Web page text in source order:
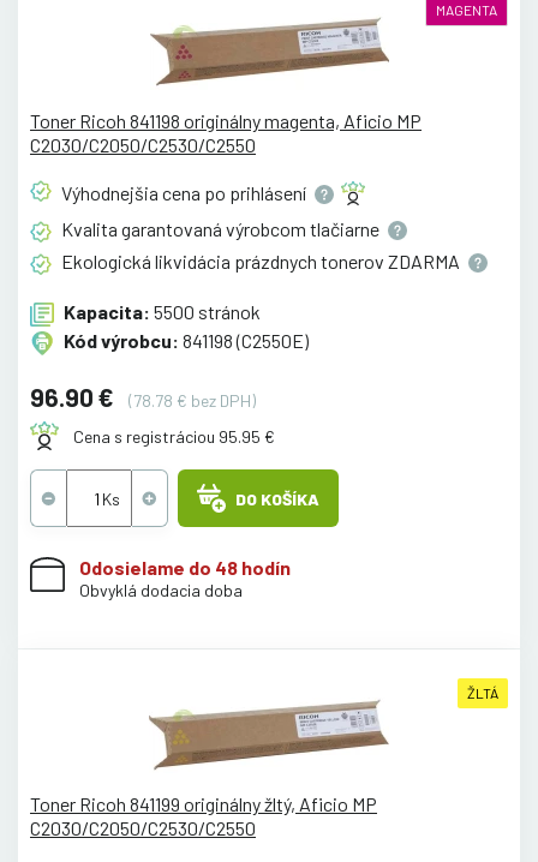
MAGENTA
Toner Ricoh 841198 originálny magenta, Aficio MP
C2030/C2050/C2530/C2550
Výhodnejšia cena po prihlásení
Kvalita garantovaná výrobcom tlačiarne
Ekologická likvidácia prázdnych tonerov ZDARMA
Kapacita: 5500 stránok
Kód výrobcu: 841198 (C2550E)
96.90 €
(78.78 € bez DPH)
Cena s registráciou 95.95 €
DO KOŠÍKA
Odosielame do 48 hodín
Obvyklá dodacia doba
ŽLTÁ
Toner Ricoh 841199 originálny žltý, Aficio MP
C2030/C2050/C2530/C2550